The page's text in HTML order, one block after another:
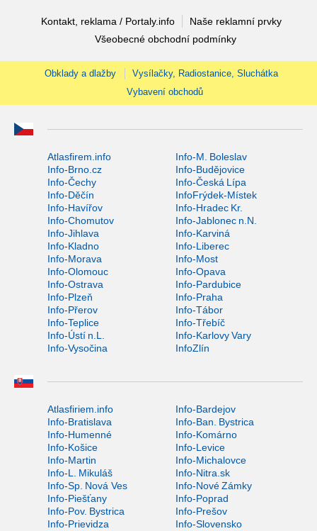
Kontakt, reklama / Portaly.info
Naše reklamní prvky
Všeobecné obchodní podmínky
Obklady a dlažby
Vysílačky, Radiostanice, Sluchátka
Vybavení obchodů
Atlasfirem.info
Info-M. Boleslav
Info-Brno.cz
Info-Budějovice
Info-Čechy
Info-Česká Lípa
Info-Děčín
InfoFrýdek-Místek
Info-Havířov
Info-Hradec Kr.
Info-Chomutov
Info-Jablonec n.N.
Info-Jihlava
Info-Karviná
Info-Kladno
Info-Liberec
Info-Morava
Info-Most
Info-Olomouc
Info-Opava
Info-Ostrava
Info-Pardubice
Info-Plzeň
Info-Praha
Info-Přerov
Info-Tábor
Info-Teplice
Info-Třebíč
Info-Ústí n.L.
Info-Karlovy Vary
Info-Vysočina
InfoZlín
Atlasfiriem.info
Info-Bardejov
Info-Bratislava
Info-Ban. Bystrica
Info-Humenné
Info-Komárno
Info-Košice
Info-Levice
Info-Martin
Info-Michalovce
Info-L. Mikuláš
Info-Nitra.sk
Info-Sp. Nová Ves
Info-Nové Zámky
Info-Piešťany
Info-Poprad
Info-Pov. Bystrica
Info-Prešov
Info-Prievidza
Info-Slovensko